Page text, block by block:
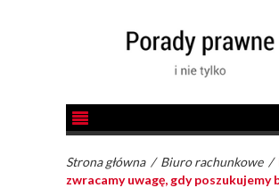
Strona główna / Biuro rachunkowe /
zwracamy uwagę, gdy poszukujemy